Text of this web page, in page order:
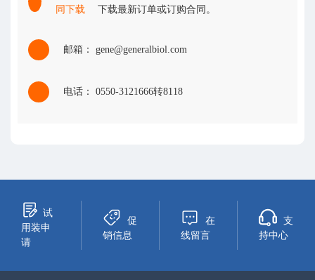
同下载
下载最新订单或订购合同。
邮箱： gene@generalbiol.com
电话： 0550-3121666转8118
试
用装申
请
促
销信息
在
线留言
支
持中心